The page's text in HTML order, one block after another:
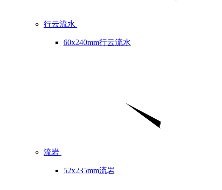
行云流水
60x240mm行云流水
流岩
52x235mm流岩